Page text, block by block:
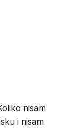
nisam
i nisam